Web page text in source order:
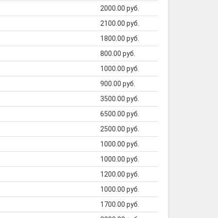
2000.00 руб.
2100.00 руб.
1800.00 руб.
800.00 руб.
1000.00 руб.
900.00 руб.
3500.00 руб.
6500.00 руб.
2500.00 руб.
1000.00 руб.
1000.00 руб.
1200.00 руб.
1000.00 руб.
1700.00 руб.